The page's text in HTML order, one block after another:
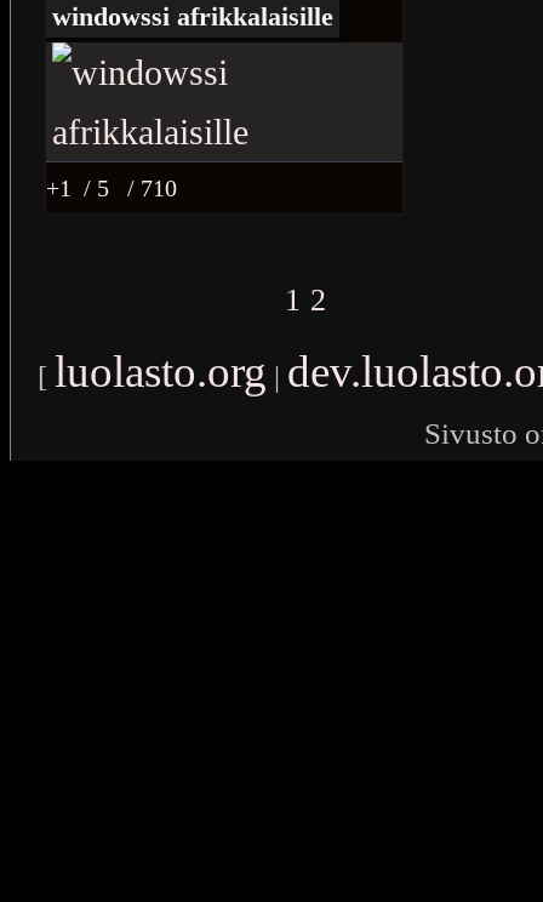
windowssi afrikkalaisille
+1 / 5 / 710
1 2
[ luolasto.org |
Sivusto